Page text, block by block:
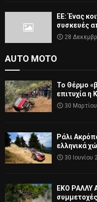
ΕΕ: Ένας
συσκευές
28
AUTO MOTO
Το Θέρμο
επιτυχία η
30
Ράλι
ελληνικά
30 Ιουνίου
ΕΚΟ ΡΑΛΛΥ